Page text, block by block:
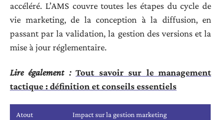
accéléré. L’AMS couvre toutes les étapes du cycle de
vie marketing, de la conception à la diffusion, en
passant par la validation, la gestion des versions et la
mise à jour réglementaire.
Lire également : Tout savoir sur le management
tactique : définition et conseils essentiels
Atout Impact sur la gestion marketing